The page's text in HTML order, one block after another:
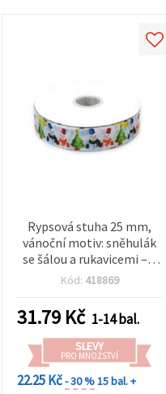
Rypsová stuha 25 mm,
vánoční motiv: sněhulák
se šálou a rukavicemi – 3
m
Kód: 418869
31.79 Kč 1-14 bal.
SLEVY
PRO MNOŽSTVÍ
22.25 Kč- 30 %15 bal. +